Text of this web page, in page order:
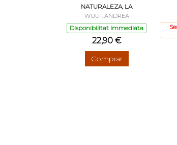
NATURALEZA, LA
WULF, ANDREA
Disponibilitat immediata
22,90 €
Comprar